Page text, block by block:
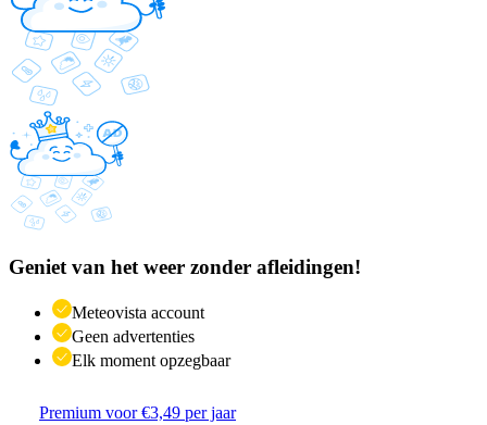
Geniet van het weer zonder afleidingen!
Meteovista account
Geen advertenties
Elk moment opzegbaar
Premium voor €3,49 per jaar